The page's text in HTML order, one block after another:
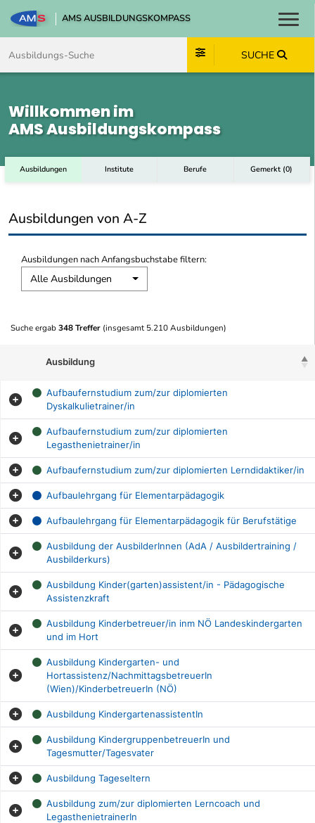
AMS AUSBILDUNGSKOMPASS
SUCHE
Willkommen im
AMS Ausbildungskompass
Ausbildungen Institute Berufe Gemerkt (0)
Ausbildungen von A-Z
Ausbildungen nach Anfangsbuchstabe filtern:
Alle Ausbildungen
Suche ergab348 Treffer (insgesamt 5.210 Ausbildungen)
Ausbildung
Aufbaufernstudium zum/zur diplomierten
Dyskalkulietrainer/in
Aufbaufernstudium zum/zur diplomierten
Legasthenietrainer/in
Aufbaufernstudium zum/zur diplomierten Lerndidaktiker/in
Aufbaulehrgang für Elementarpädagogik
Aufbaulehrgang für Elementarpädagogik für Berufstätige
Ausbildung der AusbilderInnen (AdA / Ausbildertraining /
Ausbilderkurs)
Ausbildung Kinder(garten)assistent/in - Pädagogische
Assistenzkraft
Ausbildung Kinderbetreuer/in inm NÖ Landeskindergarten
und im Hort
Ausbildung Kindergarten- und
Hortassistenz/NachmittagsbetreuerIn
(Wien)/KinderbetreuerIn (NÖ)
Ausbildung KindergartenassistentIn
Ausbildung KindergruppenbetreuerIn und
Tagesmutter/Tagesvater
Ausbildung Tageseltern
Ausbildung zum/zur diplomierten Lerncoach und
LegasthenietrainerIn